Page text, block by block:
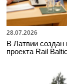
28.07.2026
В Латвии создан
проекта Rail